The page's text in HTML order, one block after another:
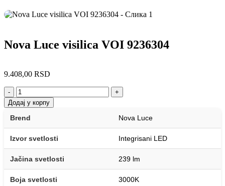
Nova Luce visilica VOI 9236304
9.408,00 RSD
-
+
Додај у корпу
Brend Nova Luce
Izvor svetlosti Integrisani LED
Jačina svetlosti 239 lm
Boja svetlosti 3000K